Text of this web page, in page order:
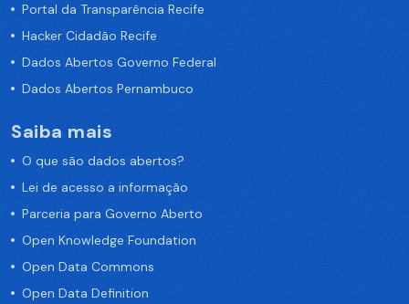
Portal da Transparência Recife
Hacker Cidadão Recife
Dados Abertos Governo Federal
Dados Abertos Pernambuco
Saiba mais
O que são dados abertos?
Lei de acesso a informação
Parceria para Governo Aberto
Open Knowledge Foundation
Open Data Commons
Open Data Definition